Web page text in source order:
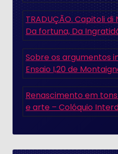
TRADUÇÃO. Capitoli di
Da fortuna, Da
Sobre os argumentos
Ensaio I,20 de
Renascimento em
e arte – Colóquio